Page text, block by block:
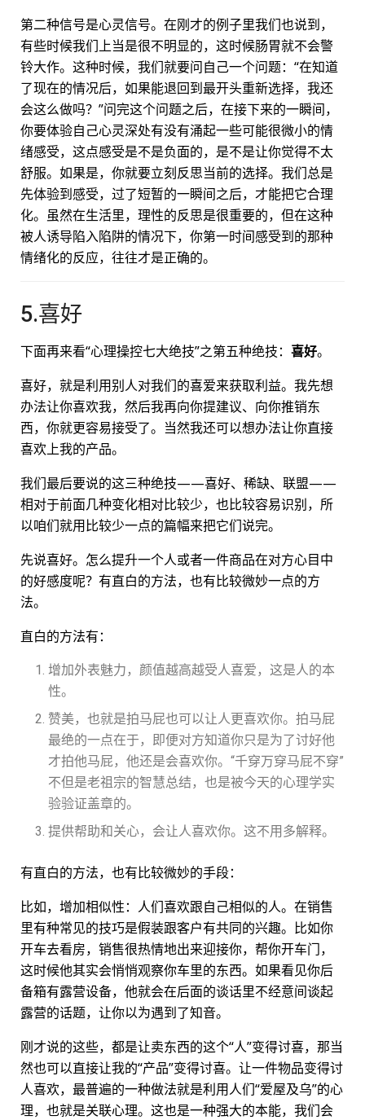
第二种信号是心灵信号。在刚才的例子里我们也说到，
有些时候我们上当是很不明显的，这时候肠胃就不会警
铃大作。这种时候，我们就要问自己一个问题：“在知道
了现在的情况后，如果能退回到最开头重新选择，我还
会这么做吗？”问完这个问题之后，在接下来的一瞬间，
你要体验自己心灵深处有没有涌起一些可能很微小的情
绪感受，这点感受是不是负面的，是不是让你觉得不太
舒服。如果是，你就要立刻反思当前的选择。我们总是
先体验到感受，过了短暂的一瞬间之后，才能把它合理
化。虽然在生活里，理性的反思是很重要的，但在这种
被人诱导陷入陷阱的情况下，你第一时间感受到的那种
情绪化的反应，往往才是正确的。
5.喜好
下面再来看“心理操控七大绝技”之第五种绝技： 喜好。
喜好，就是利用别人对我们的喜爱来获取利益。我先想
办法让你喜欢我，然后我再向你提建议、向你推销东
西，你就更容易接受了。当然我还可以想办法让你直接
喜欢上我的产品。
我们最后要说的这三种绝技——喜好、稀缺、联盟——
相对于前面几种变化相对比较少，也比较容易识别，所
以咱们就用比较少一点的篇幅来把它们说完。
先说喜好。怎么提升一个人或者一件商品在对方心目中
的好感度呢？有直白的方法，也有比较微妙一点的方
法。
直白的方法有：
增加外表魅力，颜值越高越受人喜爱，这是人的本
性。
赞美，也就是拍马屁也可以让人更喜欢你。拍马屁
最绝的一点在于，即便对方知道你只是为了讨好他
才拍他马屁，他还是会喜欢你。“千穿万穿马屁不穿”
不但是老祖宗的智慧总结，也是被今天的心理学实
验验证盖章的。
提供帮助和关心，会让人喜欢你。这不用多解释。
有直白的方法，也有比较微妙的手段：
比如，增加相似性：人们喜欢跟自己相似的人。在销售
里有种常见的技巧是假装跟客户有共同的兴趣。比如你
开车去看房，销售很热情地出来迎接你，帮你开车门，
这时候他其实会悄悄观察你车里的东西。如果看见你后
备箱有露营设备，他就会在后面的谈话里不经意间谈起
露营的话题，让你以为遇到了知音。
刚才说的这些，都是让卖东西的这个“人”变得讨喜，那当
然也可以直接让我的“产品”变得讨喜。让一件物品变得讨
人喜欢，最普遍的一种做法就是利用人们“爱屋及乌”的心
理，也就是关联心理。这也是一种强大的本能，我们会